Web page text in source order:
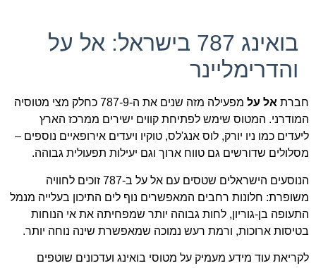
בואינג 787 בישראל: אל על
והדרימליינר
חברת אל על
מפעילה מזה שנים את ה-787-9 כחלק מצי מטוסיה
המודרני. המטוס שימש לפתיחת קווים ישירים ממרכז הארץ
ליעדים כמו ניו יורק, לוס אנג'לס, טוקיו ויעדים אירופאיים נוספים –
מסלולים שדורשים גם טווח ארוך וגם יעילות תפעולית גבוהה.
הנוסעים הישראלים שטסים עם אל על ב-787 זוכים לחוויה
משופרת: חלונות רחבים המאפשרים נוף לים התיכון בעלייה מנמל
התעופה בן-גוריון, לחות גבוהה יותר שמפחיתה את אי הנוחות
בטיסות ארוכות, ורמת רעש נמוכה שמאפשרת שינה נוחה יותר.
לקריאת עוד מידע מעמיק על מטוסי בואינג ועדכונים שוטפים